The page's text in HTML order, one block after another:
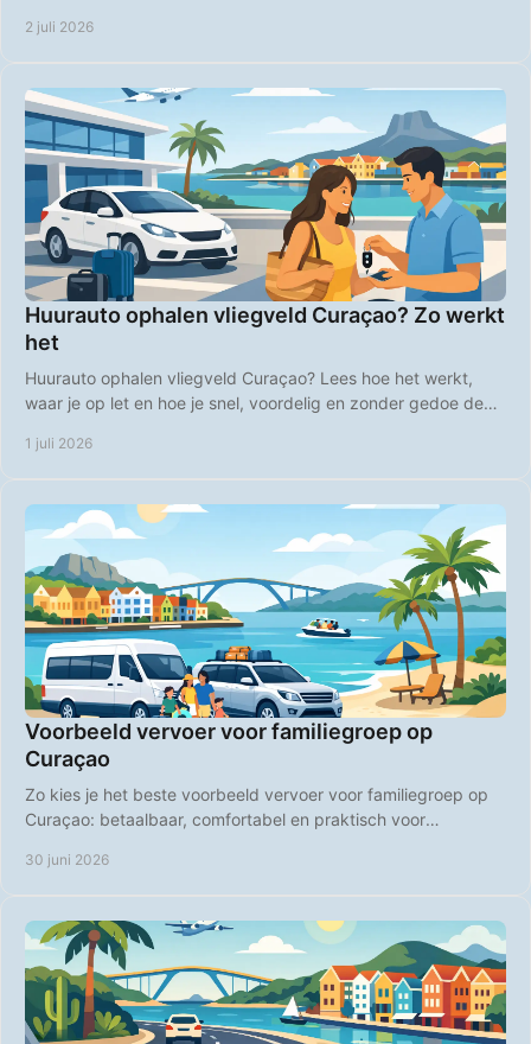
2 juli 2026
Huurauto ophalen vliegveld Curaçao? Zo werkt
het
Huurauto ophalen vliegveld Curaçao? Lees hoe het werkt,
waar je op let en hoe je snel, voordelig en zonder gedoe de
1 juli 2026
Voorbeeld vervoer voor familiegroep op
Curaçao
Zo kies je het beste voorbeeld vervoer voor familiegroep op
Curaçao: betaalbaar, comfortabel en praktisch voor
30 juni 2026